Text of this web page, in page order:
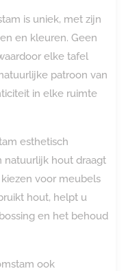
is uniek, met zijn
en kleuren. Geen
elke tafel
patroon van
in elke ruimte
esthetisch
natuurlijk hout draagt
voor meubels
hout, helpt u
en het behoud
ook